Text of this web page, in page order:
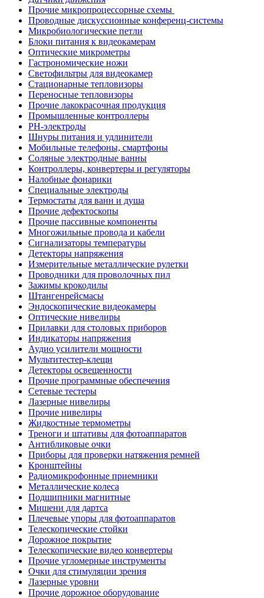
Прочие микропроцессорные схемы
Проводные дискуссионные конференц-системы
Микробиологические петли
Блоки питания к видеокамерам
Оптические микрометры
Гастрономические ножи
Светофильтры для видеокамер
Стационарные тепловизоры
Переносные тепловизоры
Прочие лакокрасочная продукция
Промышленные контроллеры
PH-электроды
Шнуры питания и удлинители
Мобильные телефоны, смартфоны
Соляные электродные ванны
Контроллеры, конвертеры и регуляторы
Налобные фонарики
Специальные электроды
Термостаты для ванн и душа
Прочие дефектоскопы
Прочие пассивные компоненты
Многожильные провода и кабели
Сигнализаторы температуры
Детекторы напряжения
Измерительные металлические рулетки
Проводники для проволочных пил
Зажимы крокодилы
Штангенрейсмасы
Эндоскопические видеокамеры
Оптические нивелиры
Прилавки для столовых приборов
Индикаторы напряжения
Аудио усилители мощности
Мультитестер-клещи
Детекторы освещенности
Прочие программные обеспечения
Сетевые тестеры
Лазерные нивелиры
Прочие нивелиры
Жидкостные термометры
Треноги и штативы для фотоаппаратов
Антибликовые очки
Приборы для проверки натяжения ремней
Кронштейны
Радиомикрофонные приемники
Металлические колеса
Подшипники магнитные
Мишени для дартса
Плечевые упоры для фотоаппаратов
Телескопические стойки
Дорожное покрытие
Телескопические видео конвертеры
Прочие угломерные инструменты
Очки для стимуляции зрения
Лазерные уровни
Прочие дорожное оборудование